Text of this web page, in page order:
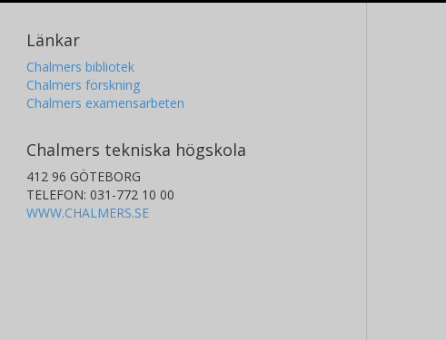
Länkar
Chalmers bibliotek
Chalmers forskning
Chalmers examensarbeten
Chalmers tekniska högskola
412 96 GÖTEBORG
TELEFON: 031-772 10 00
WWW.CHALMERS.SE